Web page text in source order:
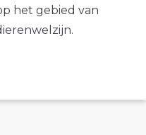
het gebied van